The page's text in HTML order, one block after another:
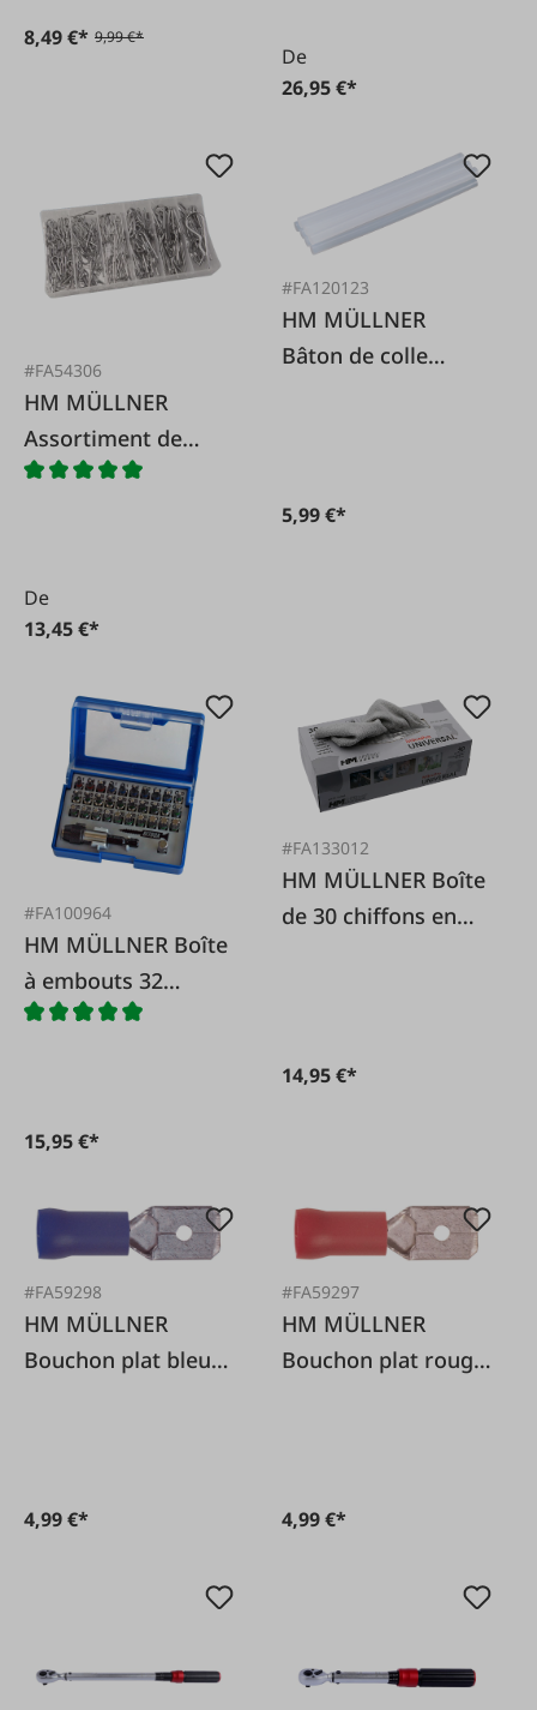
8,49 €* 9,99 €*
De
26,95 €*
#FA54306
HM MÜLLNER
Assortiment de
goupilles à ressort,
De
13,45 €*
#FA120123
HM MÜLLNER
Bâton de colle
5,99 €*
#FA100964
HM MÜLLNER Boîte
à embouts 32
pièces. TX PH PZ
15,95 €*
#FA133012
HM MÜLLNER Boîte
de 30 chiffons en
14,95 €*
#FA59298
HM MÜLLNER
Bouchon plat bleu
4,99 €*
#FA59297
HM MÜLLNER
Bouchon plat rouge
4,99 €*